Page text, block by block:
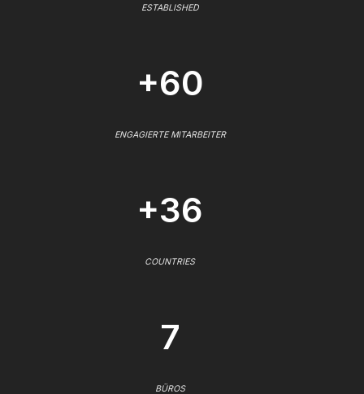
ESTABLISHED
+60
ENGAGIERTE MITARBEITER
+36
COUNTRIES
7
BÜROS